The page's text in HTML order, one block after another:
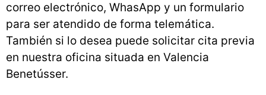
correo electrónico, WhasApp y un formulario
para ser atendido de forma telemática.
También si lo desea puede solicitar cita previa
en nuestra oficina situada en Valencia
Benetússer.